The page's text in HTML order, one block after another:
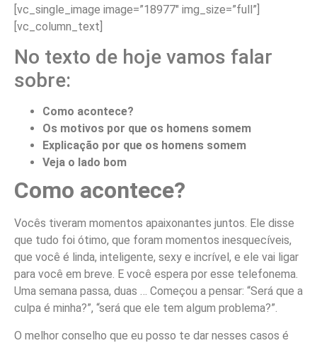
[vc_single_image image=”18977″ img_size=”full”]
[vc_column_text]
No texto de hoje vamos falar
sobre:
Como acontece?
Os motivos por que os homens somem
Explicação por que os homens somem
Veja o lado bom
Como acontece?
Vocês tiveram momentos apaixonantes juntos. Ele disse
que tudo foi ótimo, que foram momentos inesquecíveis,
que você é linda, inteligente, sexy e incrível, e ele vai ligar
para você em breve. E você espera por esse telefonema.
Uma semana passa, duas … Começou a pensar: “Será que a
culpa é minha?”, “será que ele tem algum problema?”.
O melhor conselho que eu posso te dar nesses casos é